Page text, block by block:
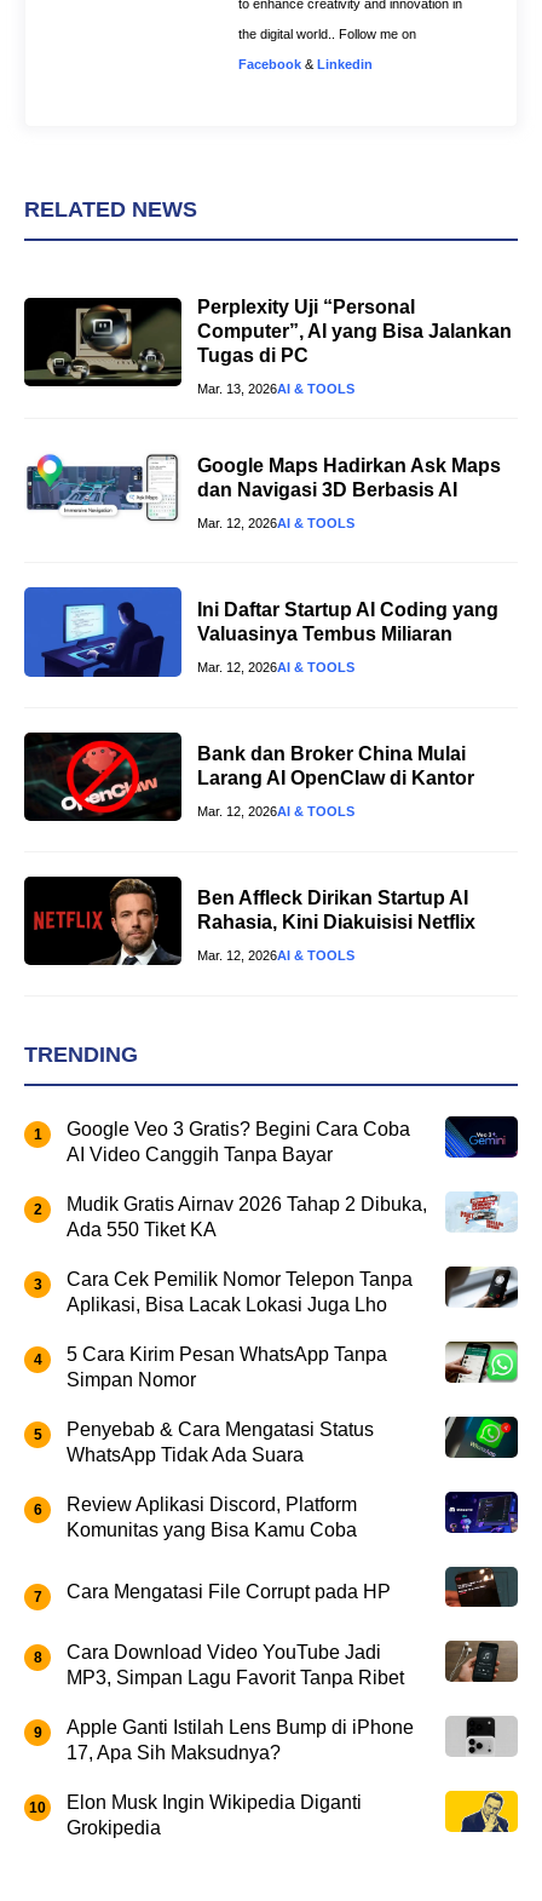
to enhance creativity and innovation in
the digital world.. Follow me on
Facebook & Linkedin
RELATED NEWS
Perplexity Uji “Personal
Computer”, AI yang Bisa Jalankan
Tugas di PC
Mar. 13, 2026AI & TOOLS
Google Maps Hadirkan Ask Maps
dan Navigasi 3D Berbasis AI
Mar. 12, 2026AI & TOOLS
Ini Daftar Startup AI Coding yang
Valuasinya Tembus Miliaran
Mar. 12, 2026AI & TOOLS
Bank dan Broker China Mulai
Larang AI OpenClaw di Kantor
Mar. 12, 2026AI & TOOLS
Ben Affleck Dirikan Startup AI
Rahasia, Kini Diakuisisi Netflix
Mar. 12, 2026AI & TOOLS
TRENDING
Google Veo 3 Gratis? Begini Cara Coba
AI Video Canggih Tanpa Bayar
Mudik Gratis Airnav 2026 Tahap 2 Dibuka,
Ada 550 Tiket KA
Cara Cek Pemilik Nomor Telepon Tanpa
Aplikasi, Bisa Lacak Lokasi Juga Lho
5 Cara Kirim Pesan WhatsApp Tanpa
Simpan Nomor
Penyebab & Cara Mengatasi Status
WhatsApp Tidak Ada Suara
Review Aplikasi Discord, Platform
Komunitas yang Bisa Kamu Coba
Cara Mengatasi File Corrupt pada HP
Cara Download Video YouTube Jadi
MP3, Simpan Lagu Favorit Tanpa Ribet
Apple Ganti Istilah Lens Bump di iPhone
17, Apa Sih Maksudnya?
Elon Musk Ingin Wikipedia Diganti
Grokipedia